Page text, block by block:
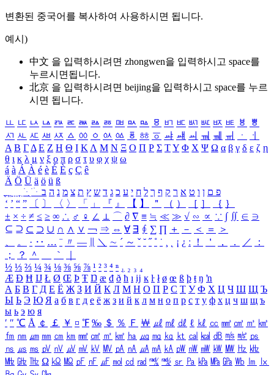
변환된 중국어를 복사하여 사용하시면 됩니다.
예시)
中文 을 입력하시려면 zhongwen을 입력하시고 space를
누르시면됩니다.
北京 을 입력하시려면 beijing을 입력하시고 space를 누르
시면 됩니다.
ㅥ ㅦ ㅧ ㅨ ㅩ ㅪ ㅫ ㅬ ㅭ ㅮ ㅯ ㅰ ㅱ ㅲ ㅳ ㅴ ㅵ ㅶ ㅷ ㅸ
ㅹ
ㅺ ㅻ ㅼ ㅽ ㅾ ㅿ ㆀ ㆁ ㆂ ㆃ ㆄ ㆅ ㆆ ㆇ ㆈ ㆉ ㆊ ㆋ ㆌ ㆍ
ㆎ
Α Β ΓΔ Ε Ζ Η Θ Ι ΚΛ Μ Ν Ξ Ο Π Ρ Σ ΤΥ Φ Χ Ψ Ω α β γ δ ε ζ η
θ ι κ λ μ ν ξ ο π ρ σ τ υ φ χ ψ ω
á à Á À é è É È ç Ç ê
Ä Ö Ü ä ö ü ß
ִֶֹ ֻּ ׁׂ פ ם ן ו ט א ר ק ף ך ל ח י ע כ ג ד ש ץ ת צ מ נ ה ב
‘ ’ “ ” 〔 〕 〈 〉 「 」 『 』 【 】 ＂ （ ） ［ ］ ｛ ｝
± × ÷ ≠ ≤ ≥ ∞ ∴ ♂ ♀ ∠ ⊥ ⌒ ∂ ∇ ≡ ≒ ≪ ≫ √ ∽ ∝ ∵ ∫ ∬ ∈ ∋
⊆ ⊇ ⊂ ⊃ ∪ ∩ ∧ ∨ ￢ ⇒ ⇔ ∀ ∃ ∮ ∑ ∏ ＋ － ＜ ＝
＞
、
。 · ‥ … ¨ 〃 ― ＼ ∼ ´ ～ ˇ ˘ ˝ ˚ ˙ ¸ ¡ ¿ ː ！ ＇ ， ． ／
：
；
？ ＾ ｀
½ ⅓ ⅔ ¼ ¾ ⅛ ⅜ ⅝ ⅞ ¹ ² ³ ⁴ ⁿ ₁ ₂ ₃ ₄
Æ Ð Ħ Ĳ Ł Ø Œ Þ Ŧ Ŋ æ đ ð ħ ı ĳ ĸ ŀ ł ø œ ß þ ŧ ŋ ŉ
А Б В Г Д Е Ё Ж З И Й К Л М Н О П Р С Т У Ф Х Ц Ч Ш Щ Ъ
Ы Ь Э Ю Я а б в г д е ё ж з и й к л м н о п р с т у ф х ц ч ш щ ъ
ы ь э ю я
′ ″ ℃ Å ￠ ￡ ￥ ¤ ℉ ‰ ＄ ％ Ｆ ￦ ㎕ ㎖ ㎗ ℓ ㎘ ㏄ ㎣ ㎤ ㎥ ㎦
㎙ ㎚ ㎛ ㎜ ㎝ ㎞ ㎟ ㎠ ㎡ ㎢ ㏊ ㎍ ㎎ ㎏ ㏏ ㎈ ㎉ ㏈ ㎧ ㎨ ㎰
㎱ ㎲ ㎳ ㎴ ㎵ ㎶ ㎷ ㎸ ㎹ ㎀ ㎁ ㎂ ㎃ ㎄ ㎺ ㎻ ㎽ ㎾ ㎿ ㎐ ㎑
㎒ ㎓ ㎔ Ω ㏀ ㏁ ㎊ ㎋ ㎌ ㏖ ㏅ ㎭ ㎮ ㎯ ㏛ ㎩ ㎪ ㎫ ㎬ ㏝ ㏐
㏓